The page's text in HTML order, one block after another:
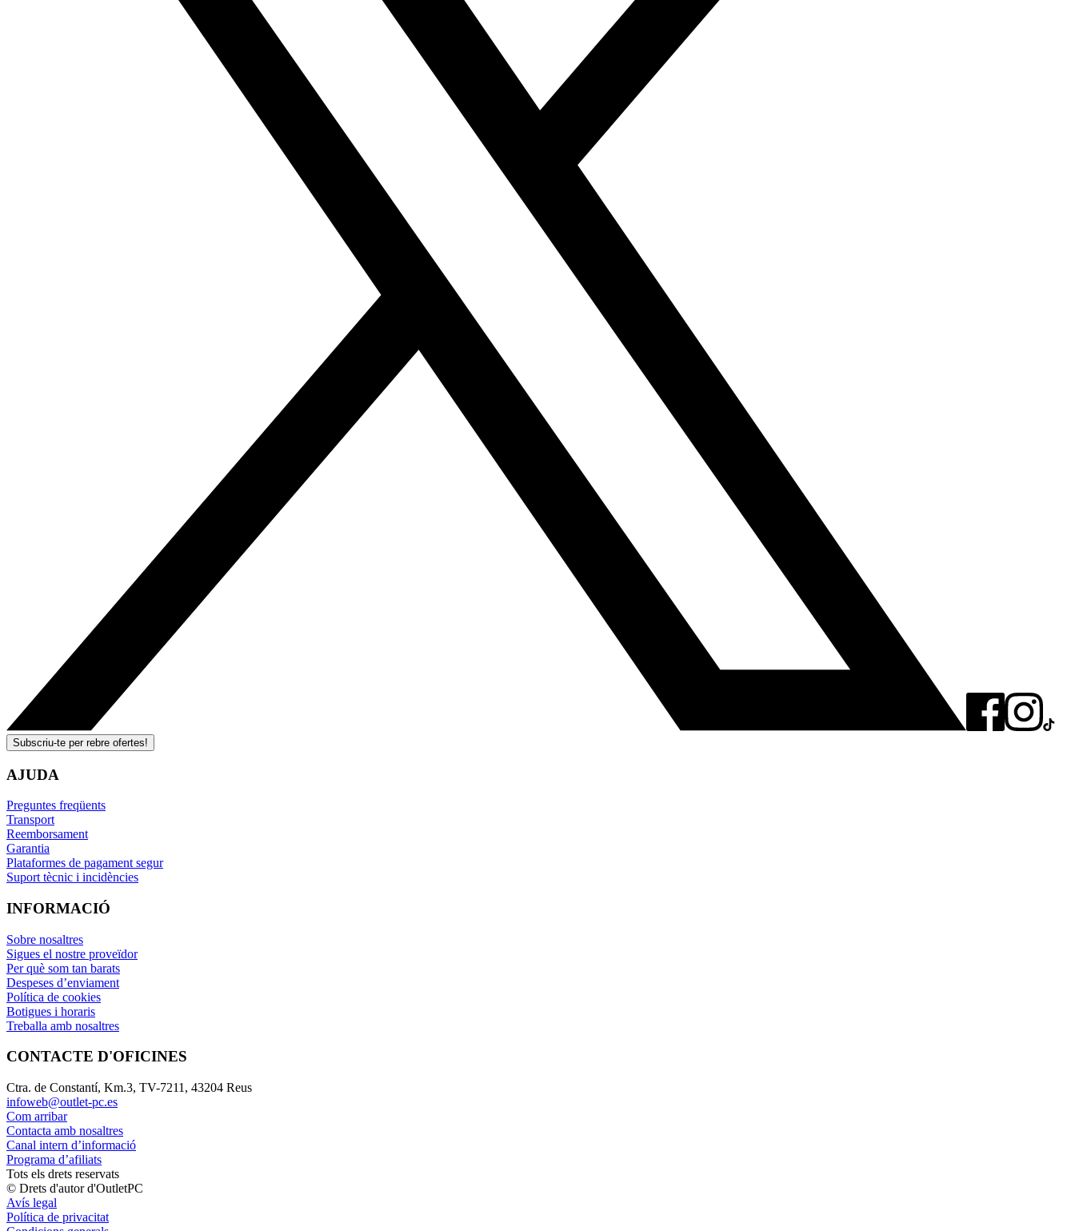
Subscriu-te per rebre ofertes!
AJUDA
Preguntes freqüents
Transport
Reemborsament
Garantia
Plataformes de pagament segur
Suport tècnic i incidències
INFORMACIÓ
Sobre nosaltres
Sigues el nostre proveïdor
Per què som tan barats
Despeses d’enviament
Política de cookies
Botigues i horaris
Treballa amb nosaltres
CONTACTE D'OFICINES
Ctra. de Constantí, Km.3, TV-7211, 43204 Reus
infoweb@outlet-pc.es
Com arribar
Contacta amb nosaltres
Canal intern d’informació
Programa d’afiliats
Tots els drets reservats
© Drets d'autor d'OutletPC
Avís legal
Política de privacitat